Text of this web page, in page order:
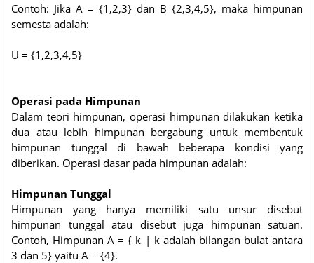
Contoh: Jika A = {1,2,3} dan B {2,3,4,5}, maka himpunan
semesta adalah:
U = {1,2,3,4,5}
Operasi pada Himpunan
Dalam teori himpunan, operasi himpunan dilakukan ketika
dua atau lebih himpunan bergabung untuk membentuk
himpunan tunggal di bawah beberapa kondisi yang
diberikan. Operasi dasar pada himpunan adalah:
Himpunan Tunggal
Himpunan yang hanya memiliki satu unsur disebut
himpunan tunggal atau disebut juga himpunan satuan.
Contoh, Himpunan A = { k | k adalah bilangan bulat antara
3 dan 5} yaitu A = {4}.